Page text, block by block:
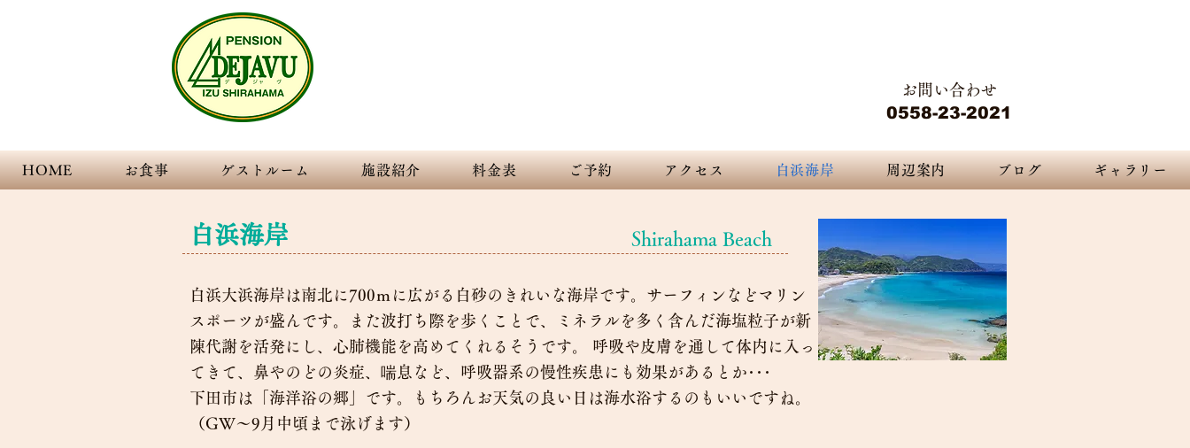
お問い合わせ
0558-23-2021
HOME お食事 ゲストルーム 施設紹介 料金表 ご予約 アクセス 白浜海岸 周辺案内 ブログ ギャラリー
白浜海岸 Shirahama Beach
白浜大浜海岸は南北に700ｍに広がる白砂のきれいな海岸です。サーフィンなどマリン
スポーツが盛んです。また波打ち際を歩くことで、ミネラルを多く含んだ海塩粒子が新
陳代謝を活発にし、心肺機能を高めてくれるそうです。 呼吸や皮膚を通して体内に入っ
てきて、鼻やのどの炎症、喘息など、呼吸器系の慢性疾患にも効果があるとか･･･
下田市は「海洋浴の郷」です。もちろんお天気の良い日は海水浴するのもいいですね。
（GW〜9月中頃まで泳げます）